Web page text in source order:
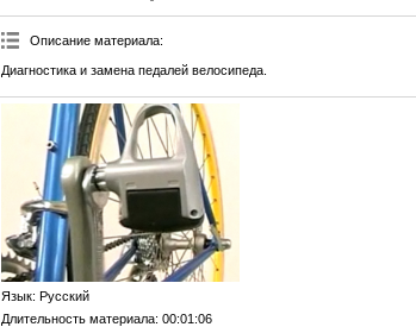
Описание материала:
Диагностика и замена педалей велосипеда.
Язык: Русский
Длительность материала: 00:01:06